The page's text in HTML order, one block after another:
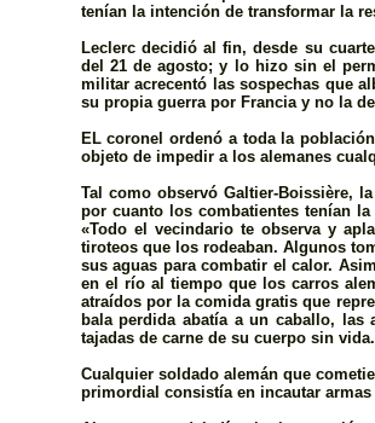
tenían la intención de transformar la
Leclerc decidió al fin, desde su
del 21 de agosto; y lo hizo sin el
militar acrecentó las sospechas que
su propia guerra por Francia y no la
EL coronel ordenó a toda la
objeto de impedir a los alemanes
Tal como observó Galtier-Boissière,
por cuanto los combatientes tenían
«Todo el vecindario te observa y
tiroteos que los rodeaban. Algunos
sus aguas para combatir el calor.
en el río al tiempo que los carros
atraídos por la comida gratis que
bala perdida abatía a un caballo, las
tajadas de carne de su cuerpo sin vida.
Cualquier soldado alemán que
primordial consistía en incautar